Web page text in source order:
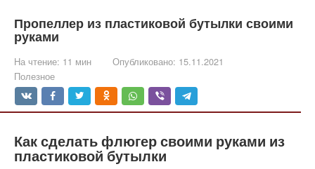
Пропеллер из пластиковой бутылки своими
руками
На чтение: 11 мин Опубликовано: 15.11.2021
Полезное
Как сделать флюгер своими руками из
пластиковой бутылки